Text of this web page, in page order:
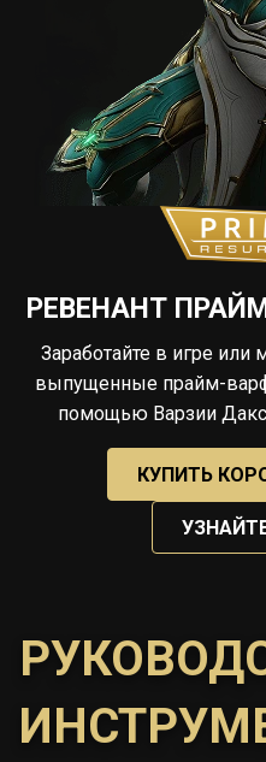
РЕВЕНАНТ
Заработайте в игре или
выпущенные прайм-
помощью Варзии
КУПИТЬ